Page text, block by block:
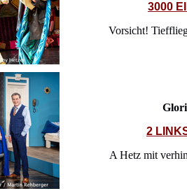
3000
Vorsicht!
2
A Hetz mit